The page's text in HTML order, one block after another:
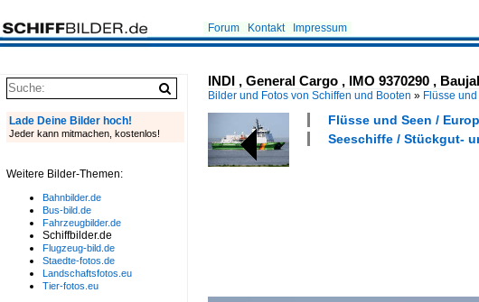
Forum Kontakt Impressum
INDI , General Cargo , IMO 9370290 ,
Bilder und Fotos von Schiffen und Booten » Flüsse
Flüsse und Seen /
Seeschiffe / Stückgut-
Lade Deine Bilder hoch!
Jeder kann mitmachen, kostenlos!
Weitere Bilder-Themen:
Bahnbilder.de
Bus-bild.de
Fahrzeugbilder.de
Schiffbilder.de
Flugzeug-bild.de
Staedte-fotos.de
Landschaftsfotos.eu
Tier-fotos.eu